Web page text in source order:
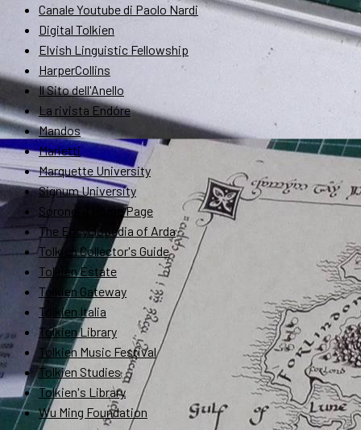
Canale Youtube di Paolo Nardi
Digital Tolkien
Elvish Linguistic Fellowship
HarperCollins
Il Sito dell'Anello
La rivista Endóre
Mandos
Marietti
Marquette University
Signum University
Soronel's Home Page
The Encyclopedia of Arda
Tolkien Collector's Guide
Tolkien Estate
Tolkien Gateway
Tolkien Italia
Tolkien Library
Tolkien Music Festival
Tolkien Studies
Tolkien's Library
Wu Ming Foundation